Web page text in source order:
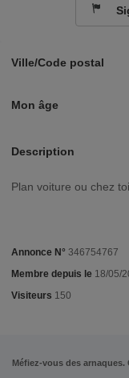
Ville/Code postal
Mon âge
Description
Plan voiture ou chez
Annonce N° 346754767
Membre depuis le 18/05/
Visiteurs 150
Méfiez-vous des